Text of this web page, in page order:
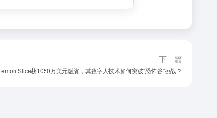
下一篇
Slice获1050万美元融资，其数字人技术如何突破“恐怖谷”挑战？